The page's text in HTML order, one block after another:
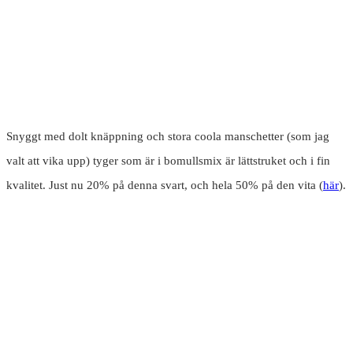
Snyggt med dolt knäppning och stora coola manschetter (som jag
valt att vika upp) tyger som är i bomullsmix är lättstruket och i fin
kvalitet. Just nu 20% på denna svart, och hela 50% på den vita (här).